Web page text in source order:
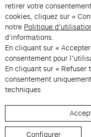
En vous inscrivant à notre
confidentialité.
Instagram (s’ouvre
Facebook
Pinterest
Youtube
Spotify
LinkedIn
Google
© 2026 Fondation
Règlement de visite
retirer votre
cookies, cliquez sur «
notre Politique
d’informations.
En cliquant sur «
consentement pour
En cliquant sur « Refuser
consentement
techniques
Configurer